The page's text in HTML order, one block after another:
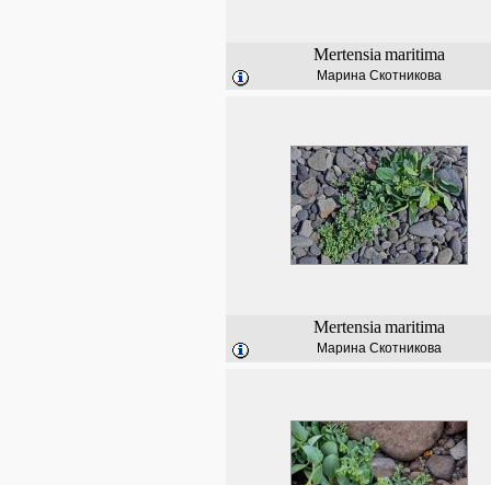
Mertensia maritima
Марина Скотникова
Mertensia maritima
Марина Скотникова